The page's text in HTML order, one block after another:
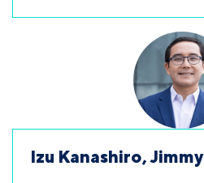
Izu Kanashiro, Jimmy